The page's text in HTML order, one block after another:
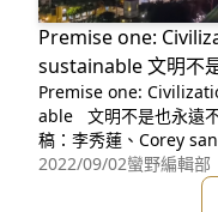
Premise one:
sustainable 文明不
Premise one: Civilization is not
able 文明不是也永遠不可能是永續的 翻譯：李秀蓮 / 潤
稿：李秀蓮、Corey sanderson 來源：
2022/09/02蠻野編輯部